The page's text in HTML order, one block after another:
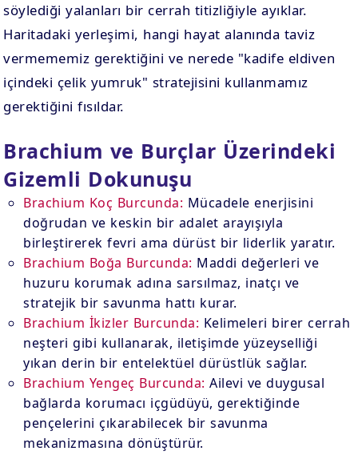
söylediği yalanları bir cerrah titizliğiyle ayıklar.
Haritadaki yerleşimi, hangi hayat alanında taviz
vermememiz gerektiğini ve nerede "kadife eldiven
içindeki çelik yumruk" stratejisini kullanmamız
gerektiğini fısıldar.
Brachium ve Burçlar Üzerindeki
Gizemli Dokunuşu
Brachium Koç Burcunda: Mücadele enerjisini
doğrudan ve keskin bir adalet arayışıyla
birleştirerek fevri ama dürüst bir liderlik yaratır.
Brachium Boğa Burcunda: Maddi değerleri ve
huzuru korumak adına sarsılmaz, inatçı ve
stratejik bir savunma hattı kurar.
Brachium İkizler Burcunda: Kelimeleri birer cerrah
neşteri gibi kullanarak, iletişimde yüzeyselliği
yıkan derin bir entelektüel dürüstlük sağlar.
Brachium Yengeç Burcunda: Ailevi ve duygusal
bağlarda korumacı içgüdüyü, gerektiğinde
pençelerini çıkarabilecek bir savunma
mekanizmasına dönüştürür.